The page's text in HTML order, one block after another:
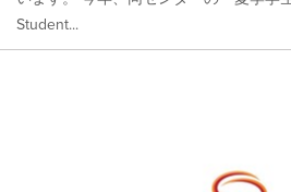
Student...